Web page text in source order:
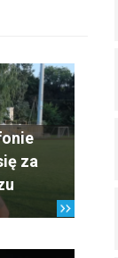
za